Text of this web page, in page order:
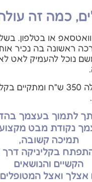
כמה זה
או בטלפון.
ראשונה בה נכיר
נוכל להעמיק לאט
מפגש הדרכה עולה 350 ש"ח
לתמוך בעצמך
נקודת מבט
תמיכה קשובה,
בקליניקה
הקשיים והנושאים
אצלך ואצל